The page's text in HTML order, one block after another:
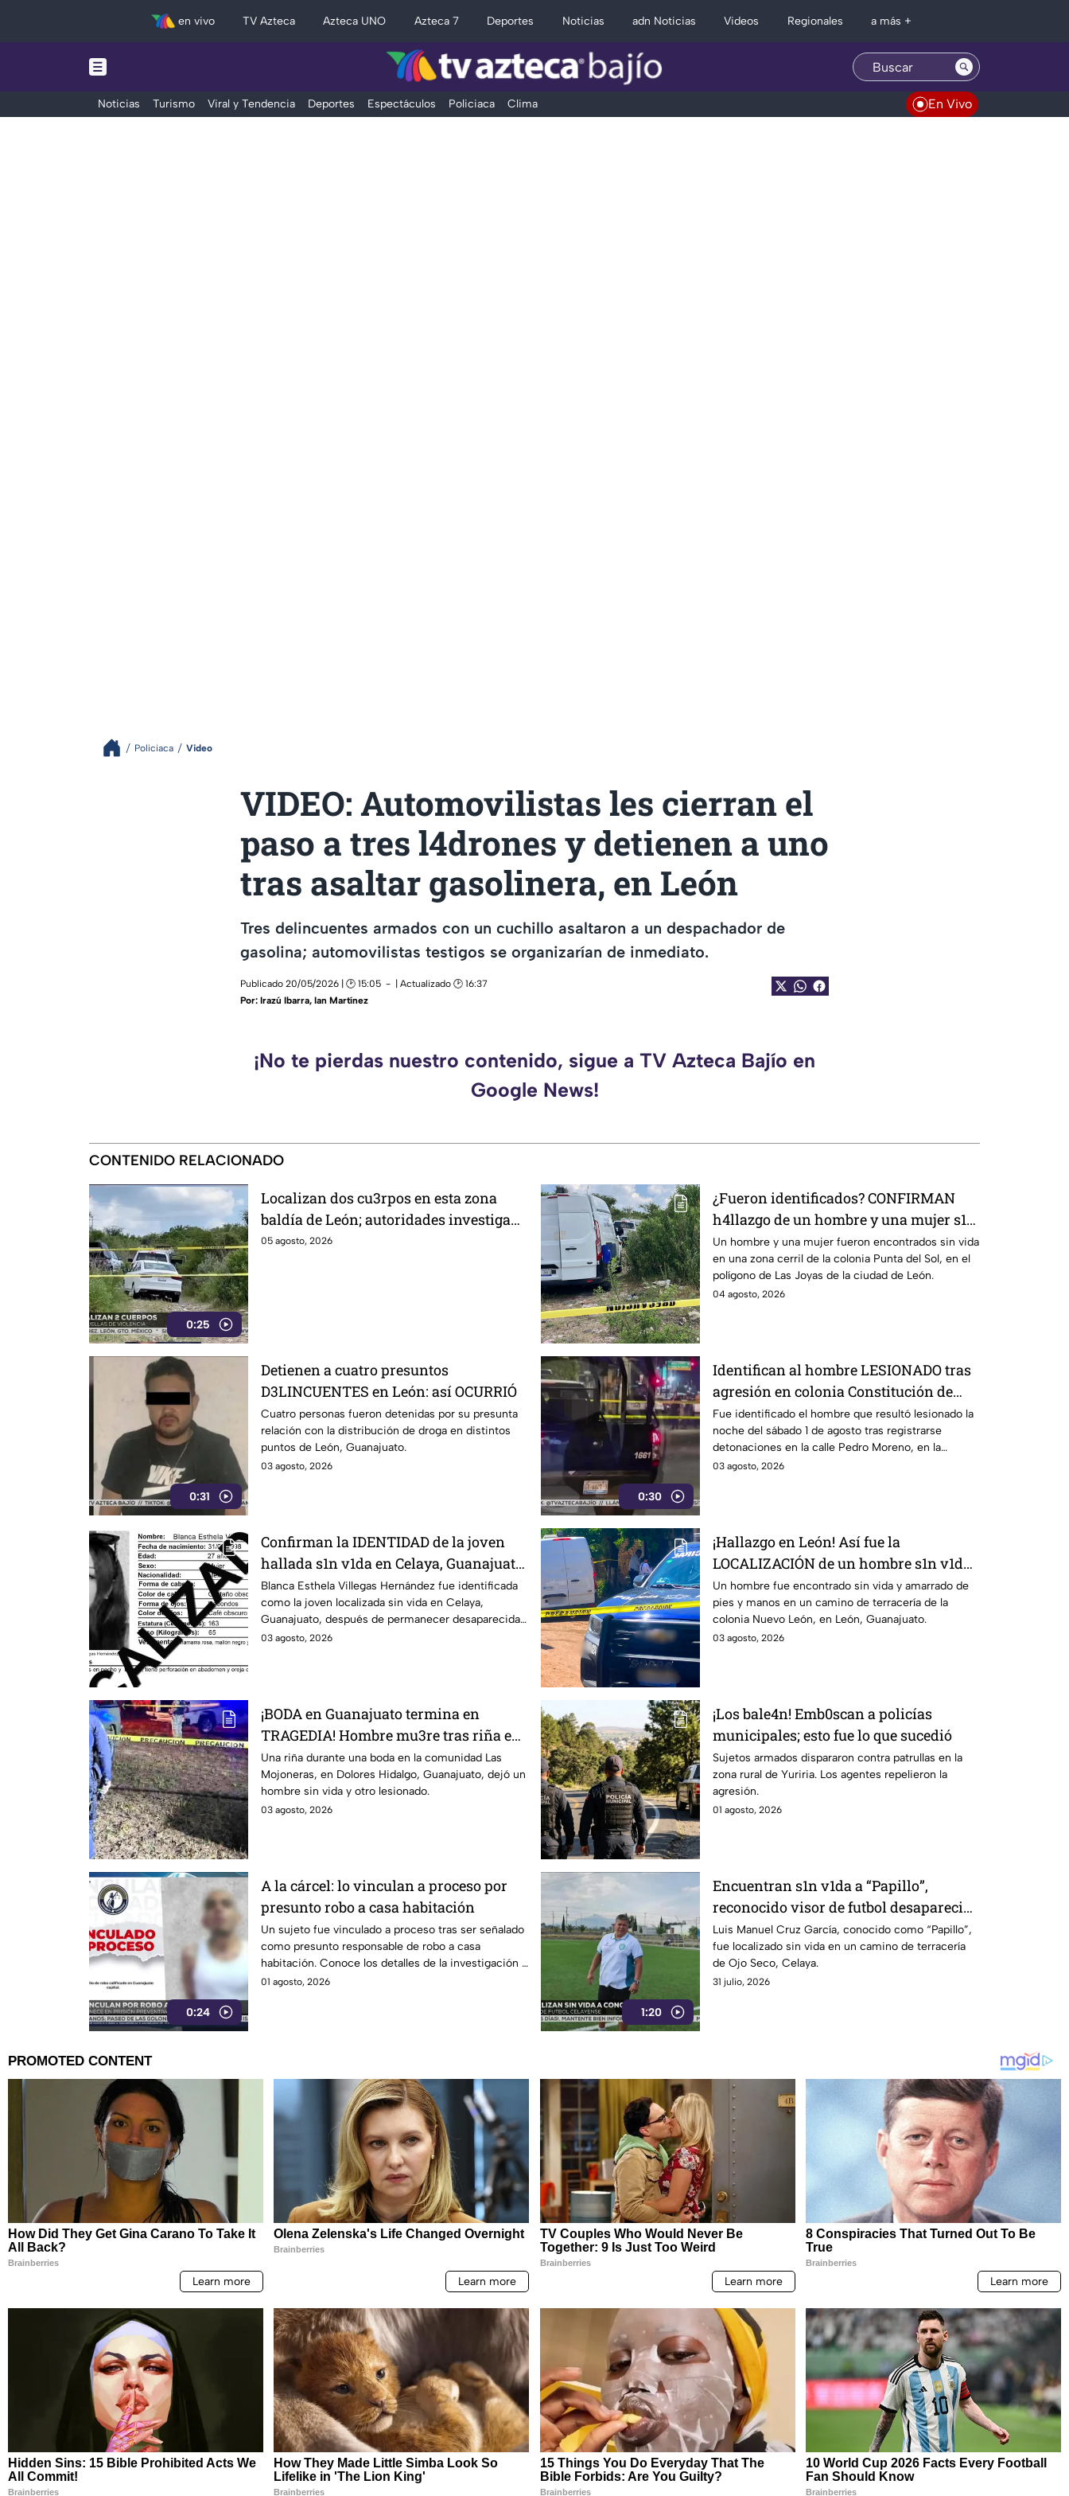
en vivo TV Azteca Azteca UNO Azteca 7 Deportes Noticias adn Noticias Videos Regionales a más +
Noticias Turismo Viral y Tendencia Deportes Espectáculos Policiaca Clima En Vivo
Policiaca Video
VIDEO: Automovilistas les cierran el
paso a tres l4drones y detienen a uno
tras asaltar gasolinera, en León
Tres delincuentes armados con un cuchillo asaltaron a un despachador de
gasolina; automovilistas testigos se organizarían de inmediato.
Publicado 20/05/2026 | 🕑 15:05
| Actualizado 🕑 16:37
Por: Irazú Ibarra, Ian Martínez
¡No te pierdas nuestro contenido, sigue a TV Azteca Bajío en
Google News!
CONTENIDO RELACIONADO
0:25
Localizan dos cu3rpos en esta zona
baldía de León; autoridades investigan
sus identidades
05 agosto, 2026
¿Fueron identificados? CONFIRMAN
h4llazgo de un hombre y una mujer s1n
v1da en zona cerril de León, HOY
martes
Un hombre y una mujer fueron encontrados sin vida
en una zona cerril de la colonia Punta del Sol, en el
polígono de Las Joyas de la ciudad de León.
04 agosto, 2026
0:31
Detienen a cuatro presuntos
D3LINCUENTES en León: así OCURRIÓ
Cuatro personas fueron detenidas por su presunta
relación con la distribución de droga en distintos
puntos de León, Guanajuato.
03 agosto, 2026
0:30
Identifican al hombre LESIONADO tras
agresión en colonia Constitución de
Apatzingán en Irapuato
Fue identificado el hombre que resultó lesionado la
noche del sábado 1 de agosto tras registrarse
detonaciones en la calle Pedro Moreno, en la
colonia Constitución de Apatzingán, en Irapuato.
03 agosto, 2026
Confirman la IDENTIDAD de la joven
hallada s1n v1da en Celaya, Guanajuato;
llevaba dos días desaparecida
Blanca Esthela Villegas Hernández fue identificada
como la joven localizada sin vida en Celaya,
Guanajuato, después de permanecer desaparecida
durante al menos dos días.
03 agosto, 2026
¡Hallazgo en León! Así fue la
LOCALIZACIÓN de un hombre s1n v1da,
en la Nuevo León, HOY lunes: revelan
cómo iba vestido
Un hombre fue encontrado sin vida y amarrado de
pies y manos en un camino de terracería de la
colonia Nuevo León, en León, Guanajuato.
03 agosto, 2026
¡BODA en Guanajuato termina en
TRAGEDIA! Hombre mu3re tras riña en
pleno festejo; otro terminó herido: Así
ocurrió
Una riña durante una boda en la comunidad Las
Mojoneras, en Dolores Hidalgo, Guanajuato, dejó un
hombre sin vida y otro lesionado.
03 agosto, 2026
¡Los bale4n! Emb0scan a policías
municipales; esto fue lo que sucedió
Sujetos armados dispararon contra patrullas en la
zona rural de Yuriria. Los agentes repelieron la
agresión.
01 agosto, 2026
0:24
A la cárcel: lo vinculan a proceso por
presunto robo a casa habitación
Un sujeto fue vinculado a proceso tras ser señalado
como presunto responsable de robo a casa
habitación. Conoce los detalles de la investigación y
la medida cautelar.
01 agosto, 2026
1:20
Encuentran s1n v1da a “Papillo”,
reconocido visor de futbol desaparecido
en Celaya; investigan el caso
Luis Manuel Cruz García, conocido como “Papillo”,
fue localizado sin vida en un camino de terracería
de Ojo Seco, Celaya.
31 julio, 2026